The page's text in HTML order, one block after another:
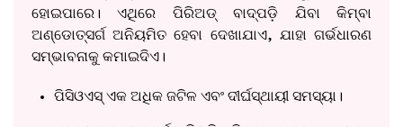
ହୋଇପାରେ। ଏଥିରେ ପିରିଅଡ୍ ବାଦ୍‌ପଡ଼ି ଯିବା କିମ୍ବା
ଅଣ୍ଡୋତ୍ସର୍ଗ ଅନିୟମିତ ହେବା ଦେଖାଯାଏ, ଯାହା ଗର୍ଭଧାରଣ
ସମ୍ଭାବନାକୁ କମାଇଦିଏ।
ପିସିଓଏସ୍ ଏକ ଅଧିକ ଜଟିଳ ଏବଂ ଦୀର୍ଘସ୍ଥାୟୀ ସମସ୍ୟା।